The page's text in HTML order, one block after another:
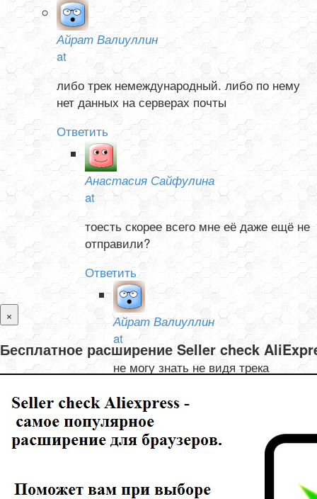
Айрат Валиуллин
at
либо трек немеждународный. либо по нему
нет данных на серверах почты
Ответить
Анастасия Сайфулина
at
тоесть скорее всего мне её даже ещё не
отправили?
Ответить
Айрат Валиуллин
at
не могу знать не видя трека
Ответить
Олеся и Валентин Тишелович
не могу отследить товар с Али, не отслеживается
×
Бесплатное расширение Seller check